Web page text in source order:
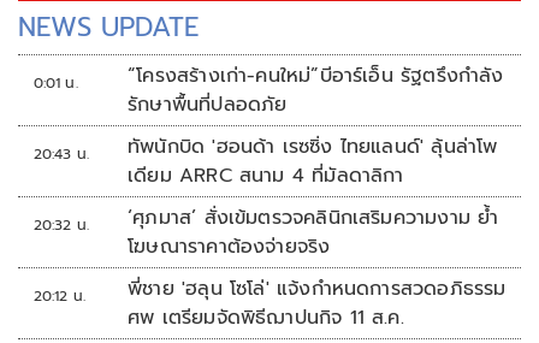
NEWS UPDATE
0:01 น.
“โครงสร้างเก่า-คนใหม่”บีอาร์เอ็น รัฐตรึงกำลัง
รักษาพื้นที่ปลอดภัย
20:43 น.
ทัพนักบิด 'ฮอนด้า เรซซิ่ง ไทยแลนด์' ลุ้นล่าโพ
เดียม ARRC สนาม 4 ที่มัลดาลิกา
20:32 น.
‘ศุภมาส’ สั่งเข้มตรวจคลินิกเสริมความงาม ย้ำ
โฆษณาราคาต้องจ่ายจริง
20:12 น.
พี่ชาย 'ฮลุน โซโล่' แจ้งกำหนดการสวดอภิธรรม
ศพ เตรียมจัดพิธีฌาปนกิจ 11 ส.ค.